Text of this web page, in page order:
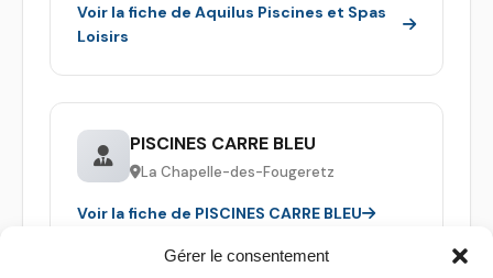
Gérer le consentement
Voir la fiche de Aquilus Piscines et Spas
Loisirs
PISCINES CARRE BLEU
La Chapelle-des-Fougeretz
Voir la fiche de PISCINES CARRE BLEU